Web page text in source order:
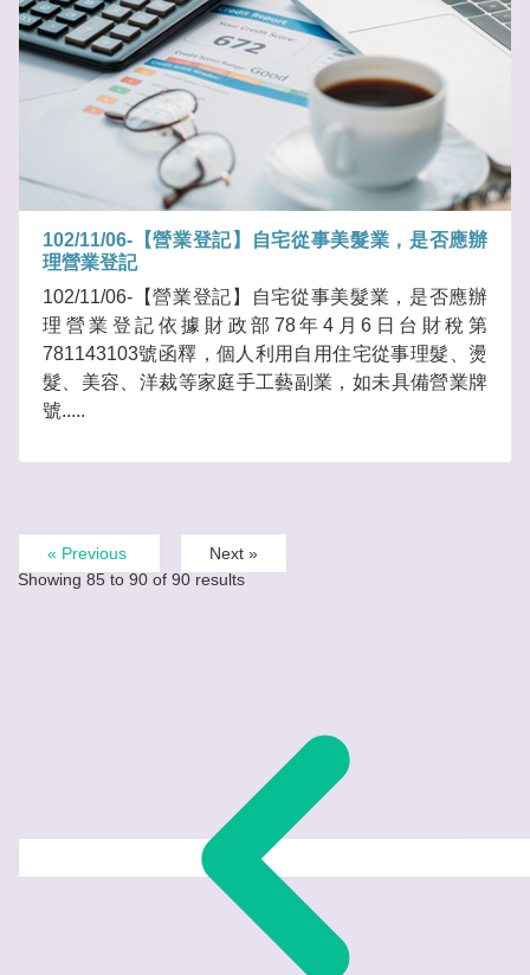
102/11/06-【營業登記】自宅從事美髮業，是否應辦
理營業登記
102/11/06-【營業登記】自宅從事美髮業，是否應辦
理營業登記依據財政部78年4月6日台財稅第
781143103號函釋，個人利用自用住宅從事理髮、燙
髮、美容、洋裁等家庭手工藝副業，如未具備營業牌
號.....
« Previous
Next »
Showing 85 to 90 of 90 results